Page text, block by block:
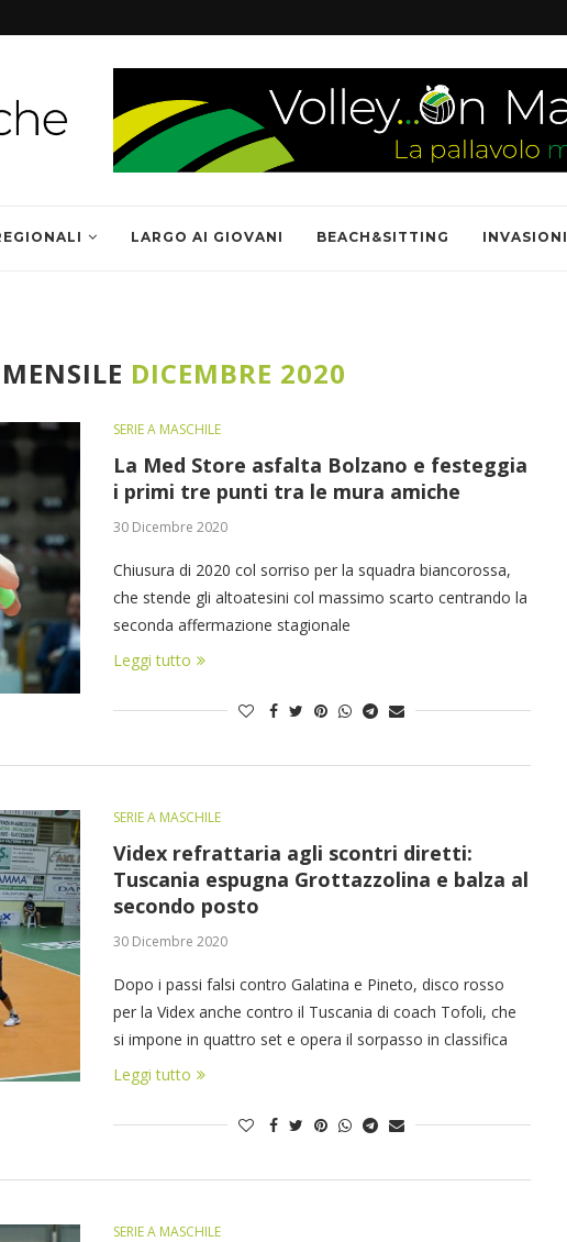
LARGO AI GIOVANI BEACH&SITTING INVASIONI
DICEMBRE 2020
SERIE A MASCHILE
La Med Store asfalta Bolzano e festeggia
i primi tre punti tra le mura amiche
30 Dicembre 2020
Chiusura di 2020 col sorriso per la squadra biancorossa,
che stende gli altoatesini col massimo scarto centrando la
seconda affermazione stagionale
Leggi tutto
SERIE A MASCHILE
Videx refrattaria agli scontri diretti:
Tuscania espugna Grottazzolina e balza al
secondo posto
30 Dicembre 2020
Dopo i passi falsi contro Galatina e Pineto, disco rosso
per la Videx anche contro il Tuscania di coach Tofoli, che
si impone in quattro set e opera il sorpasso in classifica
Leggi tutto
SERIE A MASCHILE